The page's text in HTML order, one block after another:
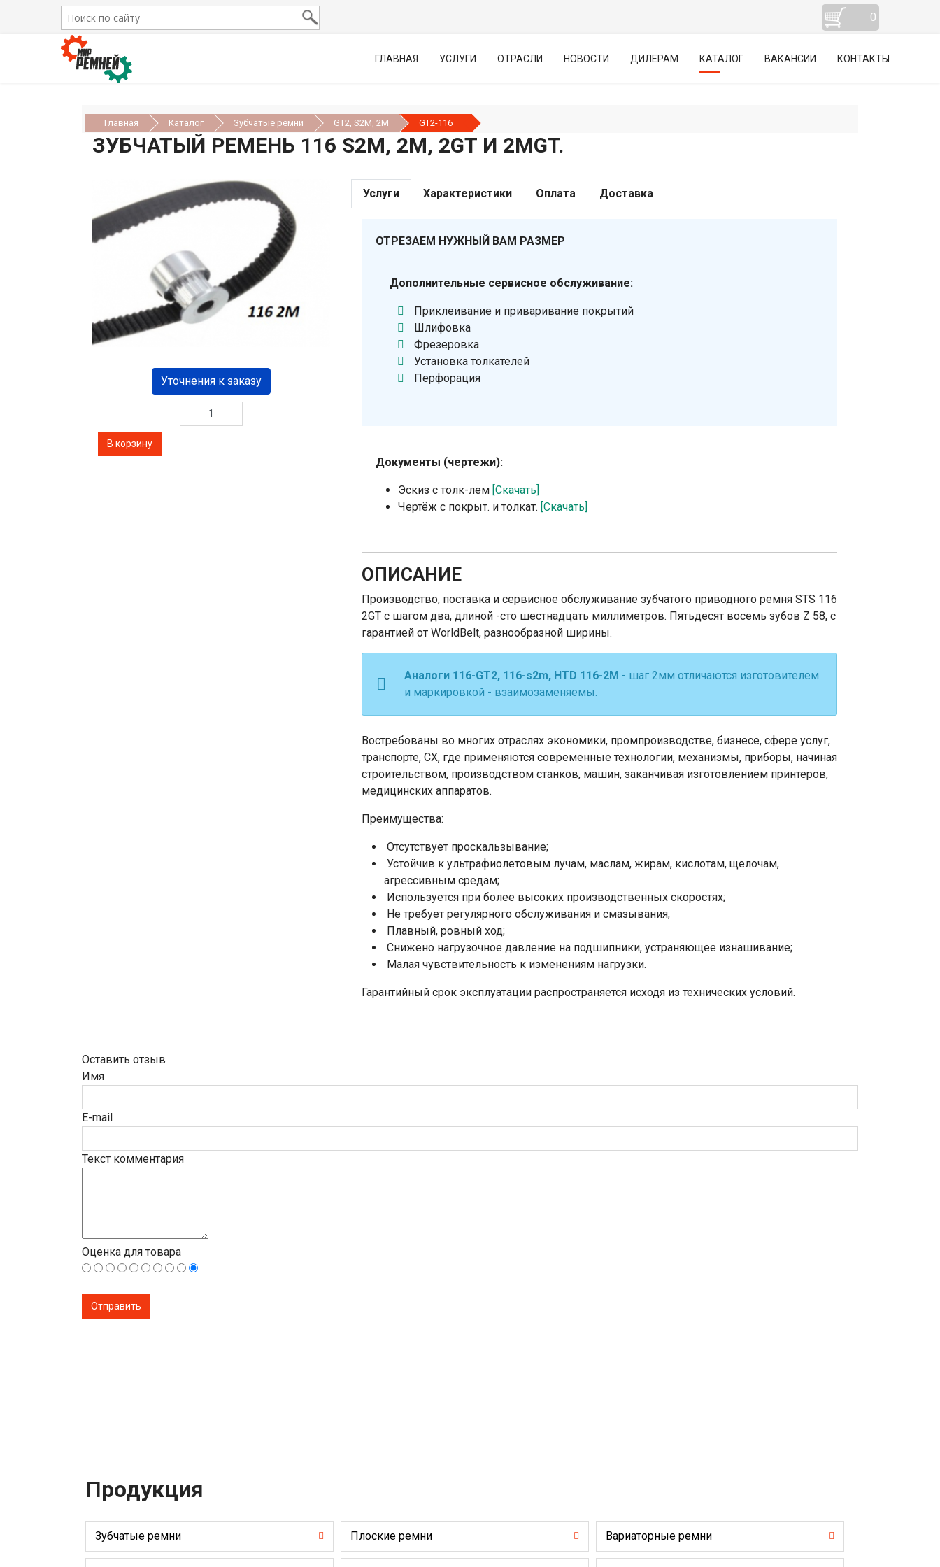
0
ГЛАВНАЯ УСЛУГИ ОТРАСЛИ НОВОСТИ ДИЛЕРАМ КАТАЛОГ ВАКАНСИИ КОНТАКТЫ
Главная Каталог Зубчатые ремни GT2, S2М, 2М GT2-116
ЗУБЧАТЫЙ РЕМЕНЬ 116 S2М, 2M, 2GT И 2MGT.
Уточнения к заказу
Услуги Характеристики Оплата Доставка
ОТРЕЗАЕМ НУЖНЫЙ ВАМ РАЗМЕР
Дополнительные сервисное обслуживание:
Приклеивание и приваривание покрытий
Шлифовка
Фрезеровка
Установка толкателей
Перфорация
Документы (чертежи):
Эскиз с толк-лем [Скачать]
Чертёж с покрыт. и толкат. [Скачать]
ОПИСАНИЕ
Производство, поставка и сервисное обслуживание зубчатого приводного ремня STS 116
2GT с шагом два, длиной -сто шестнадцать миллиметров. Пятьдесят восемь зубов Z 58, с
гарантией от WorldBelt, разнообразной ширины.
Аналоги 116-GT2, 116-s2m, HTD 116-2М - шаг 2мм отличаются изготовителем
и маркировкой - взаимозаменяемы.
Востребованы во многих отраслях экономики, промпроизводстве, бизнесе, сфере услуг,
транспорте, СХ, где применяются современные технологии, механизмы, приборы, начиная
строительством, производством станков, машин, заканчивая изготовлением принтеров,
медицинских аппаратов.
Преимущества:
Отсутствует проскальзывание;
Устойчив к ультрафиолетовым лучам, маслам, жирам, кислотам, щелочам,
агрессивным средам;
Используется при более высоких производственных скоростях;
Не требует регулярного обслуживания и смазывания;
Плавный, ровный ход;
Снижено нагрузочное давление на подшипники, устраняющее изнашивание;
Малая чувствительность к изменениям нагрузки.
Гарантийный срок эксплуатации распространяется исходя из технических условий.
Оставить отзыв
Имя
E-mail
Текст комментария
Оценка для товара
Продукция
Зубчатые ремни Плоские ремни Вариаторные ремни